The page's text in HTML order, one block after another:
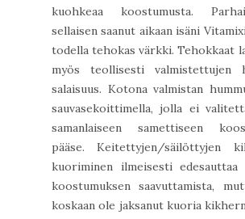
kuohkeaa koostumusta.
sellaisen saanut aikaan isäni
todella tehokas värkki. Tehokkaat
myös teollisesti valmistettujen
salaisuus. Kotona valmistan
sauvasekoittimella, jolla ei
samanlaiseen samettiseen
pääse. Keitettyjen/säilöttyjen
kuoriminen ilmeisesti edesauttaa
koostumuksen saavuttamista,
koskaan ole jaksanut kuoria